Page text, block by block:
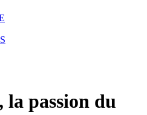
la passion du